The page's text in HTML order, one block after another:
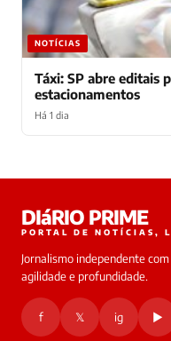
NOTÍCIAS
Táxi: SP abre editais
estacionamentos
Há 1 dia
online
DIáRIO PRIME
PORTAL DE NOTÍCIAS,
Jornalismo independente
agilidade e profundidade.
f 𝕏 ig ▶